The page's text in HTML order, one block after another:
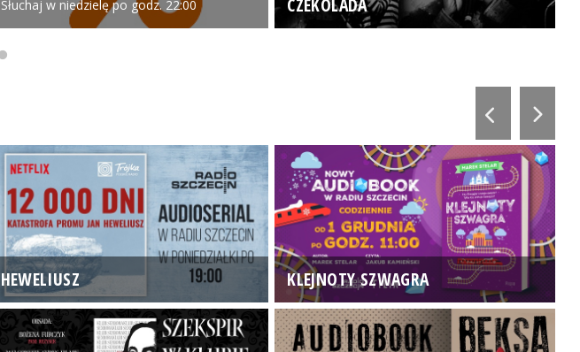
Słuchaj w niedzielę po godz. 22:00 CZEKOLADA
HEWELIUSZ KLEJNOTY SZWAGRA